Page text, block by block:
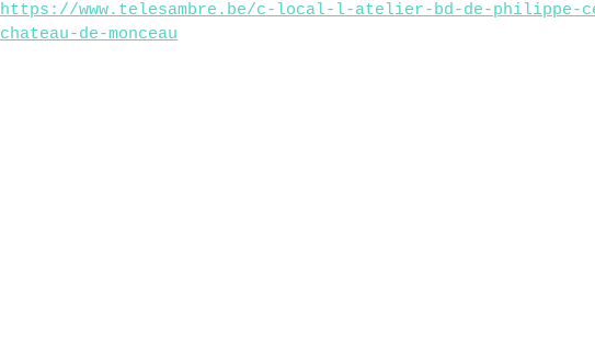
https://www.telesambre.be/c-local-l-atelier-bd-de-philippe-
chateau-de-monceau